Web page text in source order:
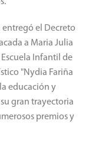
entregó el Decreto
a Maria Julia
Infantil de
"Nydia Fariña
educación y
gran trayectoria
premios y